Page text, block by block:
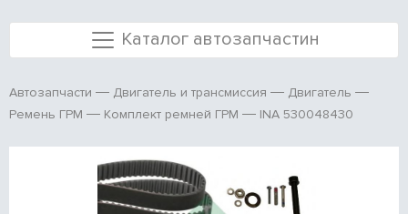
Каталог автозапчастин
Автозапчасти Двигатель и трансмиссия
Двигатель
Ремень ГРМ
Комплект ремней ГРМ INA 530048430